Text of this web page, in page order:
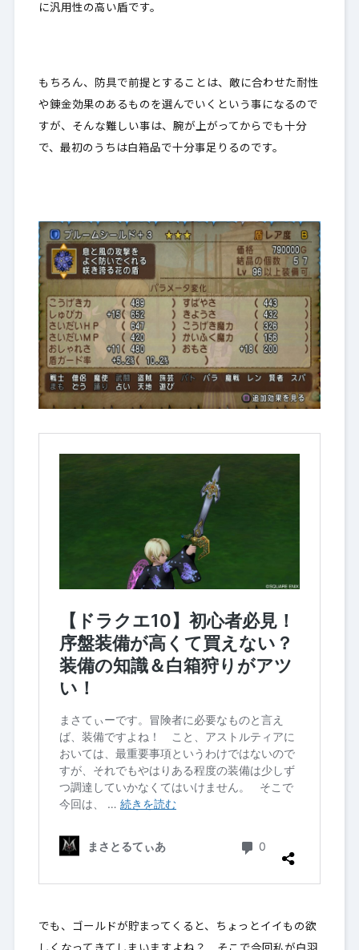
に汎用性の高い盾です。
もちろん、防具で前提とすることは、敵に合わせた耐性
や錬金効果のあるものを選んでいくという事になるので
すが、そんな難しい事は、腕が上がってからでも十分
で、 最初のうちは白箱品で十分事足りるのです。
でも、ゴールドが貯まってくると、ちょっとイイもの欲